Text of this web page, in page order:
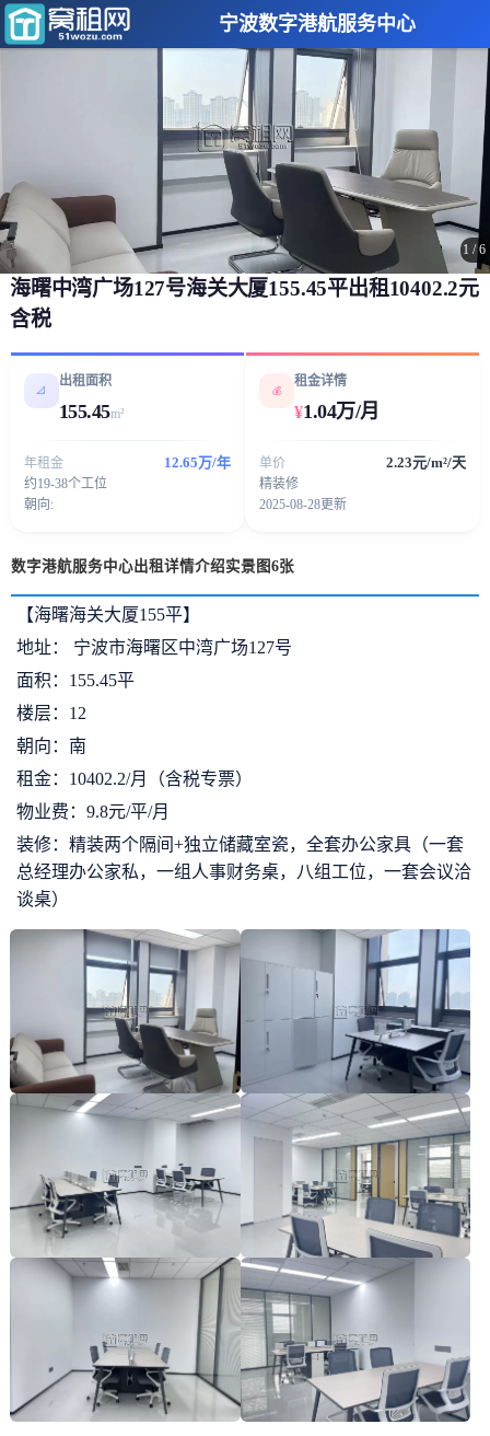
宁波数字港航服务中心
1 /6
海曙中湾广场127号海关大厦155.45平出租10402.2元
含税
📐
出租面积
155.45m²
年租金 12.65万/年
约19-38个工位
朝向:
💰
租金详情
¥1.04万/月
单价 2.23元/m²/天
精装修
2025-08-28更新
数字港航服务中心出租详情介绍实景图6张
【海曙海关大厦155平】
地址： 宁波市海曙区中湾广场127号
面积：155.45平
楼层：12
朝向：南
租金：10402.2/月（含税专票）
物业费：9.8元/平/月
装修：精装两个隔间+独立储藏室瓷，全套办公家具（一套
总经理办公家私，一组人事财务桌，八组工位，一套会议洽
谈桌）